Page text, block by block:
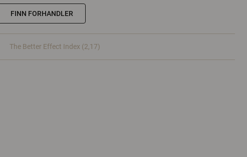
FINN FORHANDLER
The Better Effect Index (2,17)